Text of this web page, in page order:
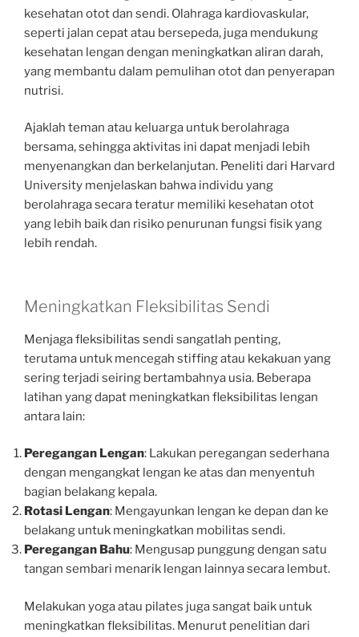
kesehatan otot dan sendi. Olahraga kardiovaskular,
seperti jalan cepat atau bersepeda, juga mendukung
kesehatan lengan dengan meningkatkan aliran darah,
yang membantu dalam pemulihan otot dan penyerapan
nutrisi.
Ajaklah teman atau keluarga untuk berolahraga
bersama, sehingga aktivitas ini dapat menjadi lebih
menyenangkan dan berkelanjutan. Peneliti dari Harvard
University menjelaskan bahwa individu yang
berolahraga secara teratur memiliki kesehatan otot
yang lebih baik dan risiko penurunan fungsi fisik yang
lebih rendah.
Meningkatkan Fleksibilitas Sendi
Menjaga fleksibilitas sendi sangatlah penting,
terutama untuk mencegah stiffing atau kekakuan yang
sering terjadi seiring bertambahnya usia. Beberapa
latihan yang dapat meningkatkan fleksibilitas lengan
antara lain:
Peregangan Lengan: Lakukan peregangan sederhana
dengan mengangkat lengan ke atas dan menyentuh
bagian belakang kepala.
Rotasi Lengan: Mengayunkan lengan ke depan dan ke
belakang untuk meningkatkan mobilitas sendi.
Peregangan Bahu: Mengusap punggung dengan satu
tangan sembari menarik lengan lainnya secara lembut.
Melakukan yoga atau pilates juga sangat baik untuk
meningkatkan fleksibilitas. Menurut penelitian dari